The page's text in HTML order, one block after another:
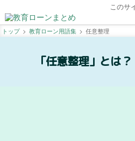
このサ
トップ 教育ローン用語集 任意整理
「任意整理」とは？